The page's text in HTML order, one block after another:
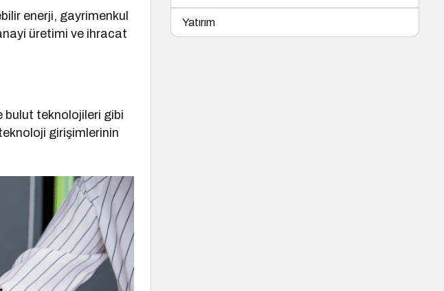
enerji, gayrimenkul
üretimi ve ihracat
bulut teknolojileri gibi
girişimlerinin
Yatırım